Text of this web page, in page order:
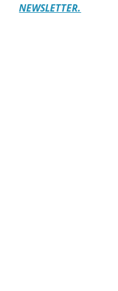
NEWSLETTER.